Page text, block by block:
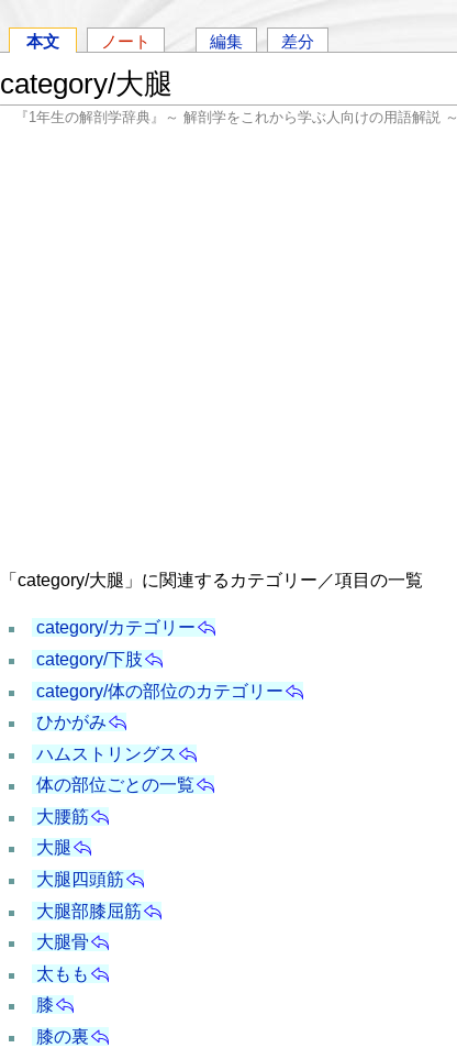
本文 ノート 編集 差分
category/大腿
『1年生の解剖学辞典』～ 解剖学をこれから学ぶ人向けの用語解説 ～
「category/大腿」に関連するカテゴリー／項目の一覧
category/カテゴリー
category/下肢
category/体の部位のカテゴリー
ひかがみ
ハムストリングス
体の部位ごとの一覧
大腰筋
大腿
大腿四頭筋
大腿部膝屈筋
大腿骨
太もも
膝
膝の裏